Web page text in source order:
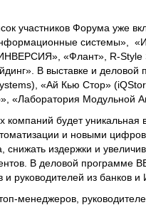
участников Форума уже
системы»,
«Флант», R-Style
В выставке и
«Ай Кью Стор»
«Лаборатория Модульной
будет уникальная
и новыми
снижать издержки и
В деловой программе
руководителей из банков и
менеджеров,